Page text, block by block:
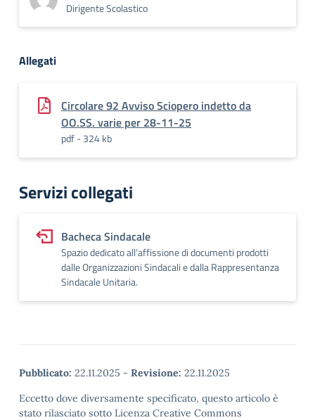
Dirigente Scolastico
Allegati
Circolare 92 Avviso Sciopero indetto da
OO.SS. varie per 28-11-25
pdf - 324 kb
Servizi collegati
Bacheca Sindacale
Spazio dedicato all’affissione di documenti prodotti
dalle Organizzazioni Sindacali e dalla Rappresentanza
Sindacale Unitaria.
Pubblicato: 22.11.2025 - Revisione: 22.11.2025
Eccetto dove diversamente specificato, questo articolo è
stato rilasciato sotto Licenza Creative Commons